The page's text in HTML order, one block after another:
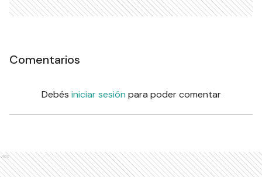
Comentarios
Debés iniciar sesión para poder comentar
Ads